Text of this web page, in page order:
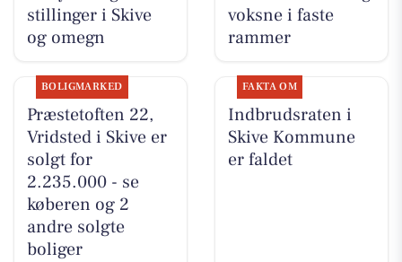
stillinger i Skive
og omegn
voksne i faste
rammer
BOLIGMARKED
Præstetoften 22,
Vridsted i Skive er
solgt for
2.235.000 - se
køberen og 2
andre solgte
boliger
FAKTA OM
Indbrudsraten i
Skive Kommune
er faldet